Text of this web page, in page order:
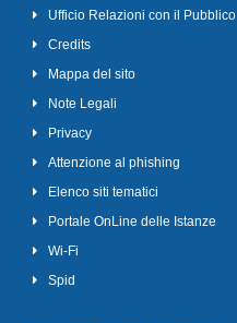
Ufficio Relazioni con il Pubblico
Credits
Mappa del sito
Note Legali
Privacy
Attenzione al phishing
Elenco siti tematici
Portale OnLine delle Istanze
Wi-Fi
Spid